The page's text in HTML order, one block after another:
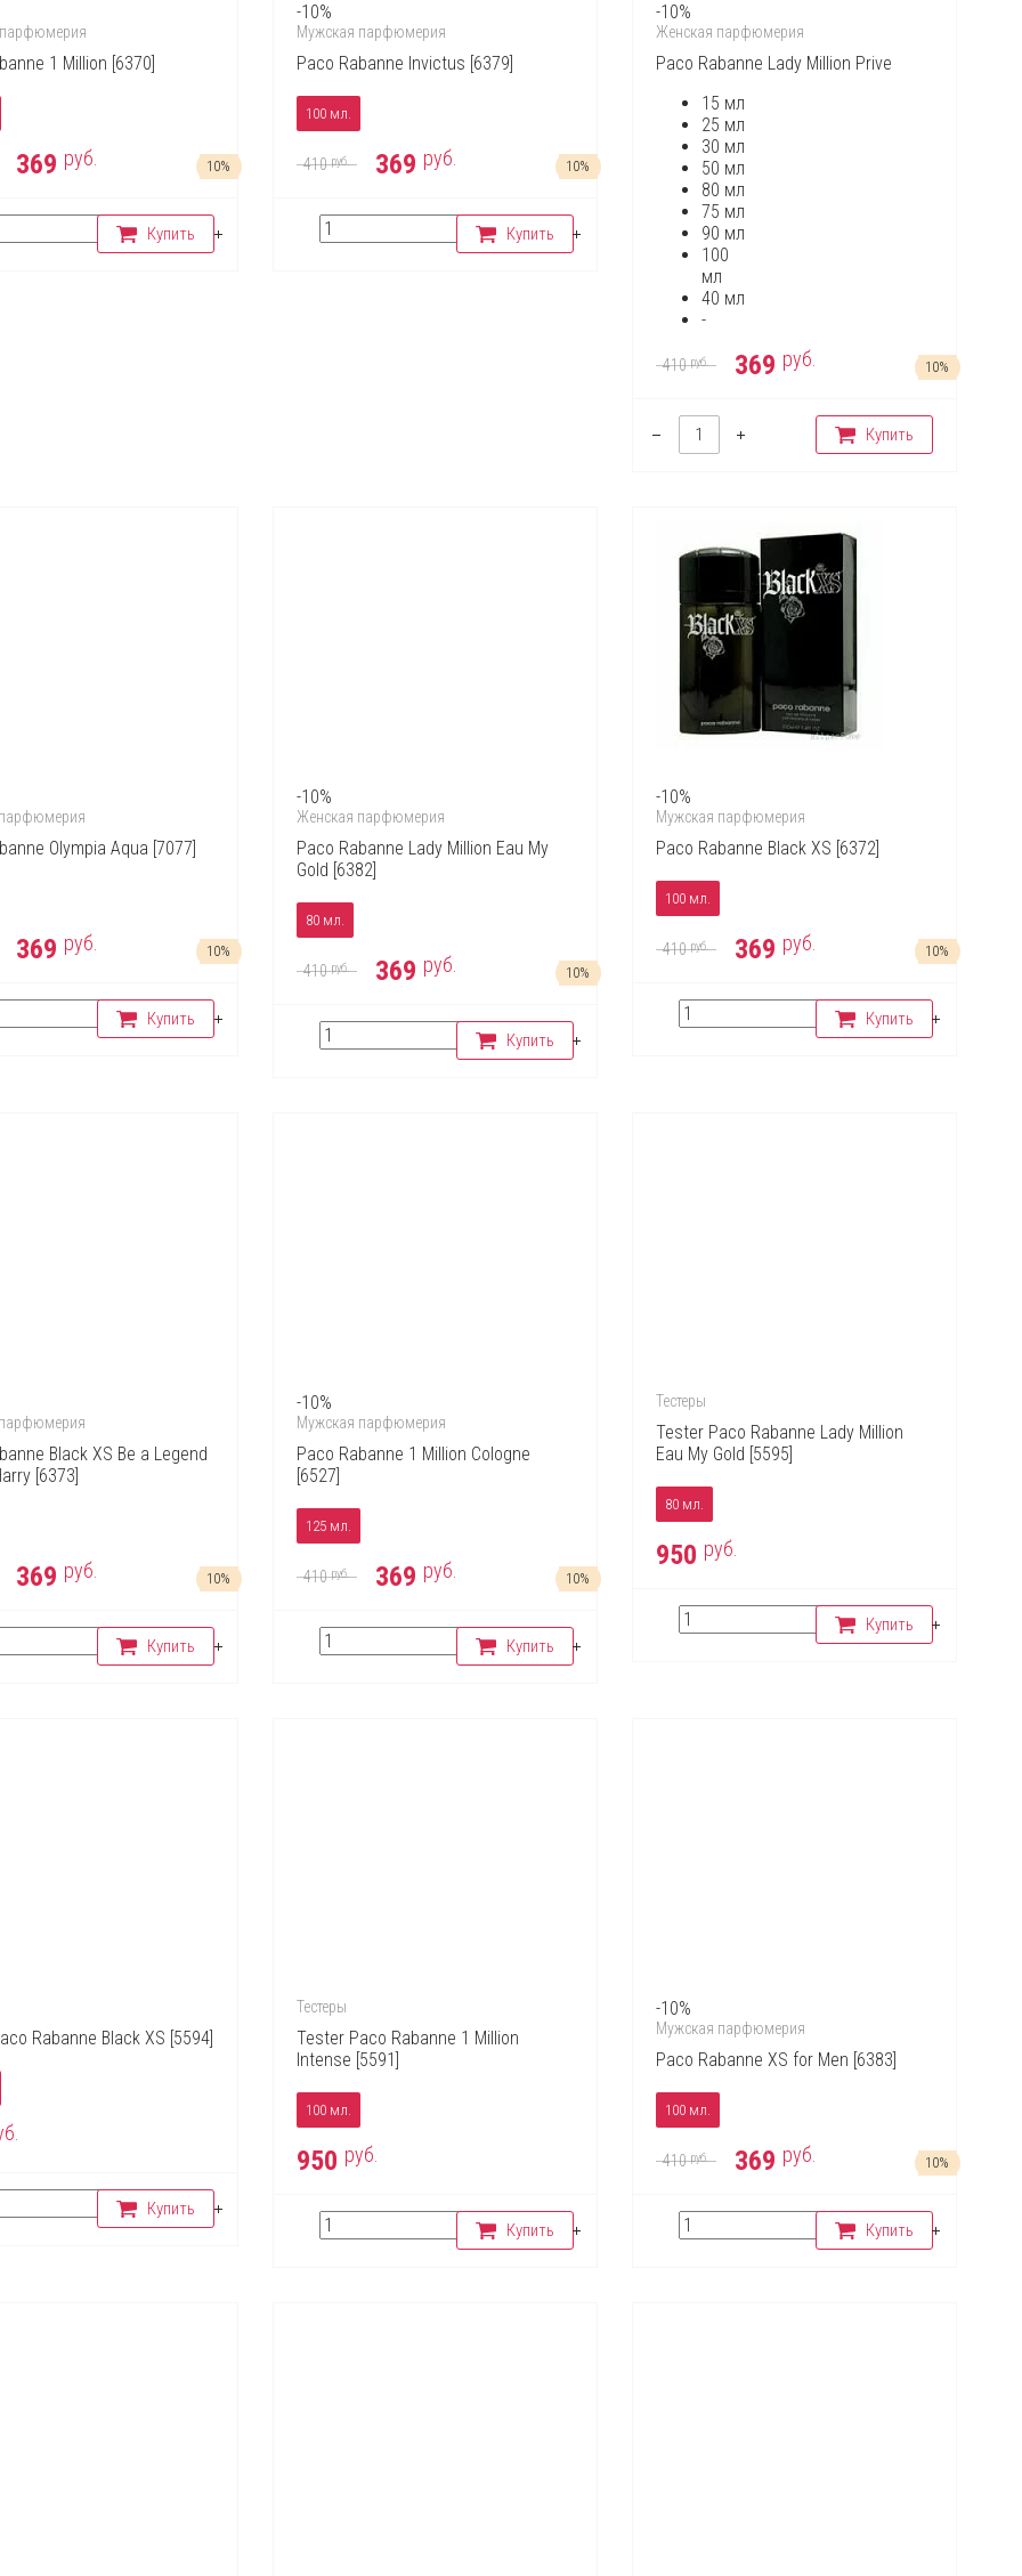
1 Million [6370]
10%
369 руб.
Купить
-10%
Мужская парфюмерия
Paco Rabanne Invictus [6379]
100 мл.
10%
410руб. 369 руб.
Купить
-10%
Женская парфюмерия
Paco Rabanne Lady Million Prive
15 мл
25 мл
30 мл
50 мл
80 мл
75 мл
90 мл
100
мл
40 мл
-
10%
410руб. 369 руб.
Купить
Olympia Aqua [7077]
10%
369 руб.
Купить
-10%
Женская парфюмерия
Paco Rabanne Lady Million Eau My
Gold [6382]
80 мл.
10%
410руб. 369 руб.
Купить
-10%
Мужская парфюмерия
Paco Rabanne Black XS [6372]
100 мл.
10%
410руб. 369 руб.
Купить
Black XS Be a Legend
[6373]
10%
369 руб.
Купить
-10%
Мужская парфюмерия
Paco Rabanne 1 Million Cologne
[6527]
125 мл.
10%
410руб. 369 руб.
Купить
Тестеры
Tester Paco Rabanne Lady Million
Eau My Gold [5595]
80 мл.
950 руб.
Купить
Rabanne Black XS [5594]
Купить
Тестеры
Tester Paco Rabanne 1 Million
Intense [5591]
100 мл.
950 руб.
Купить
-10%
Мужская парфюмерия
Paco Rabanne XS for Men [6383]
100 мл.
10%
410руб. 369 руб.
Купить